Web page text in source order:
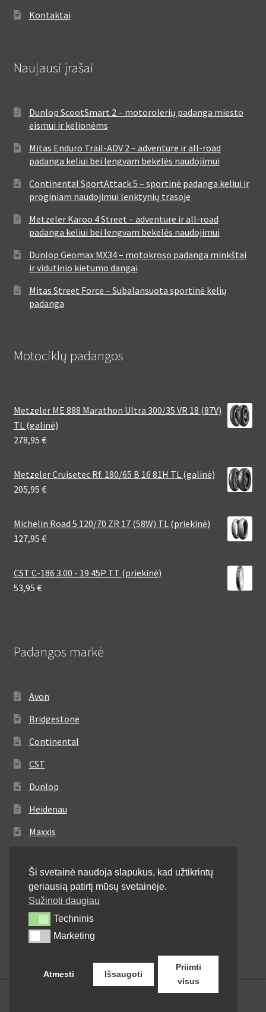
Kontaktai
Naujausi įrašai
Dunlop ScootSmart 2 – motorolerių padanga miesto
eismui ir kelionėms
Mitas Enduro Trail-ADV 2 – adventure ir all-road
padanga keliui bei lengvam bekelės naudojimui
Continental SportAttack 5 – sportinė padanga keliui ir
proginiam naudojimui lenktynių trasoje
Metzeler Karoo 4 Street – adventure ir all-road
padanga keliui bei lengvam bekelės naudojimui
Dunlop Geomax MX34 – motokroso padanga minkštai
ir vidutinio kietumo dangai
Mitas Street Force – Subalansuota sportinė kelių
padanga
Motociklų padangos
Metzeler ME 888 Marathon Ultra 300/35 VR 18 (87V)
TL (galinė)
278,95 €
Metzeler Cruisetec Rf. 180/65 B 16 81H TL (galinė)
205,95 €
Michelin Road 5 120/70 ZR 17 (58W) TL (priekinė)
127,95 €
CST C-186 3.00 - 19 45P TT (priekinė)
53,95 €
Padangos markė
Avon
Bridgestone
Continental
CST
Dunlop
Heidenau
Maxxis
Michelin
Mitas
Pirelli
Shinko
Ši svetainė naudoja slapukus, kad užtikrintų
geriausią patirtį mūsų svetainėje.
Sužinoti daugiau
TechninisTechninis
MarketingMarketing
Atmesti Išsaugoti
Priimti
visus